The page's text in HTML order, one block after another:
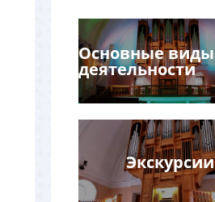
Основные виды
деятельности
Экскурсии